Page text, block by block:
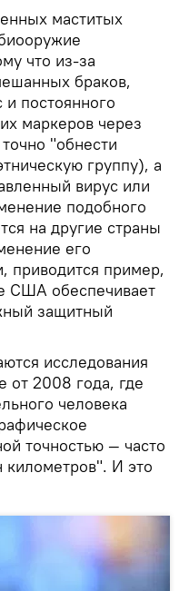
маститых
что из-за
браков,
и постоянного
маркеров через
"обнести
группу), а
вирус или
подобного
на другие страны
его
приводится пример,
США обеспечивает
защитный
исследования
от 2008 года, где
человека
точностью — часто
километров". И это